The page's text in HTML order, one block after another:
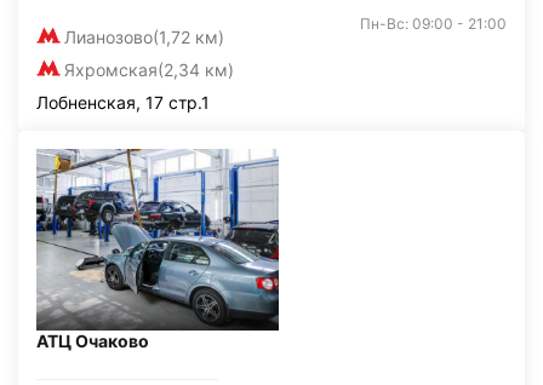
Лианозово(1,72 км)
Яхромская(2,34 км)
Пн-Вс: 09:00 - 21:00
Лобненская, 17 стр.1
АТЦ Очаково